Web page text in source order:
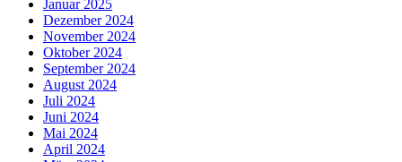
Januar 2025
Dezember 2024
November 2024
Oktober 2024
September 2024
August 2024
Juli 2024
Juni 2024
Mai 2024
April 2024